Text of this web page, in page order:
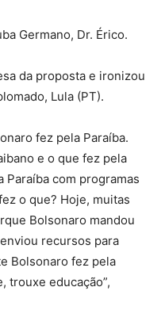
Germano, Dr. Érico.
da proposta e ironizou
Lula (PT).
fez pela Paraíba.
e o que fez pela
Paraíba com programas
o que? Hoje, muitas
Bolsonaro mandou
recursos para
Bolsonaro fez pela
trouxe educação”,